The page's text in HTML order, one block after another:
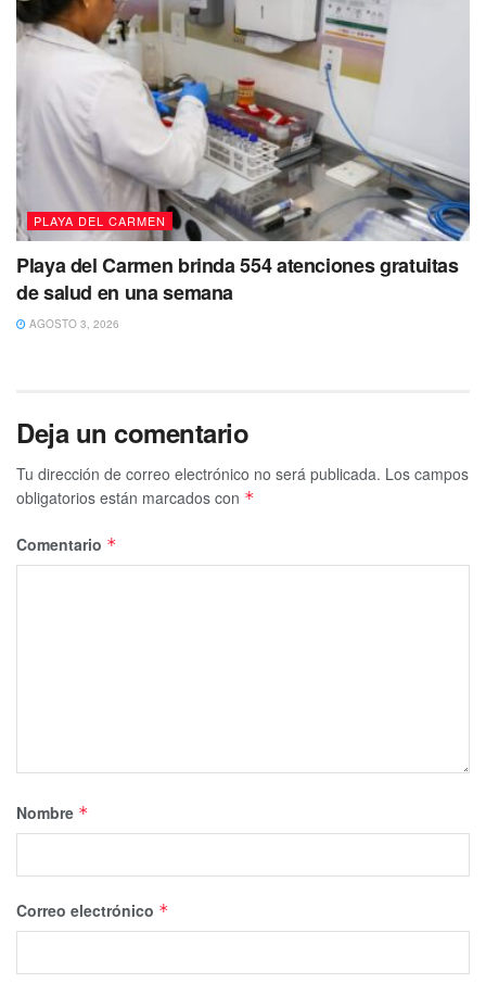
PLAYA DEL CARMEN
Playa del Carmen brinda 554 atenciones gratuitas
de salud en una semana
AGOSTO 3, 2026
Deja un comentario
Tu dirección de correo electrónico no será publicada. Los campos
obligatorios están marcados con *
Comentario *
Nombre *
Correo electrónico *